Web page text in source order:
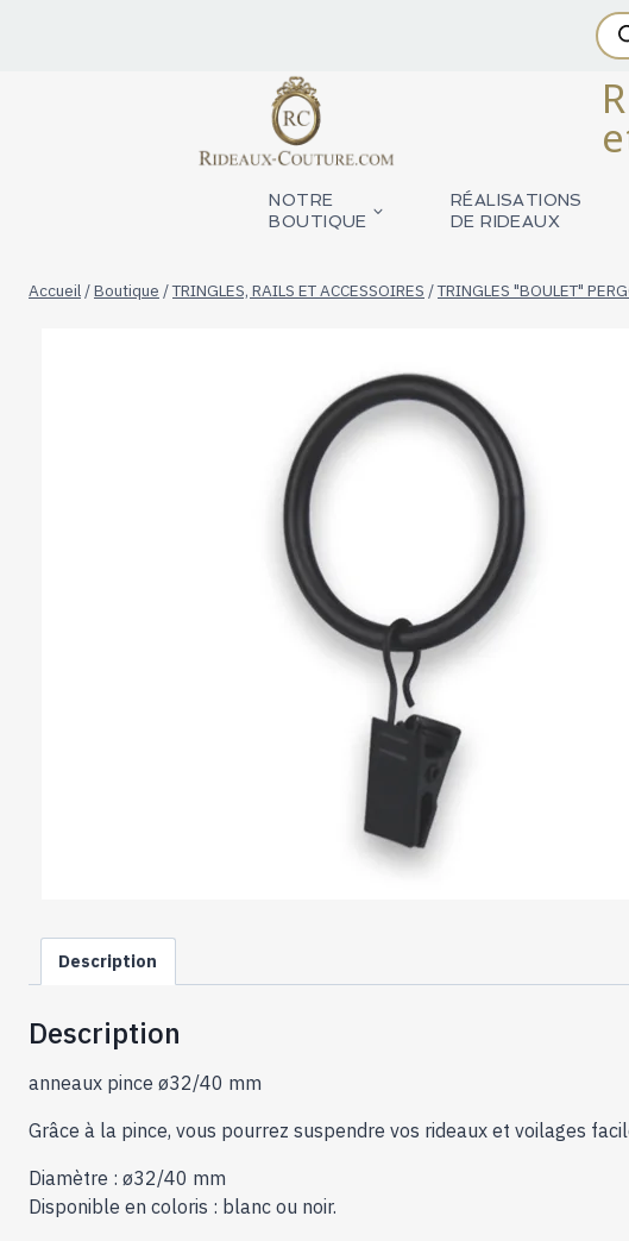
de
NOTRE
BOUTIQUE
RÉALISATIONS
DE RIDEAUX
Accueil /Boutique /TRINGLES, RAILS ET ACCESSOIRES /TRINGLES "BOULET"
Description
Description
anneaux pince ø32/40 mm
Grâce à la pince, vous pourrez suspendre vos rideaux et voilages
Diamètre : ø32/40 mm
Disponible en coloris : blanc ou noir.